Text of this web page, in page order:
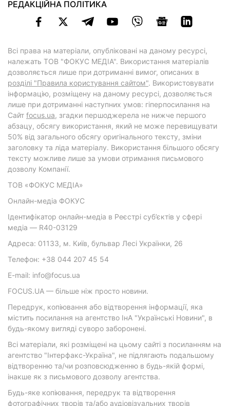
РЕДАКЦІЙНА ПОЛІТИКА
Всі права на матеріали, опубліковані на даному ресурсі,
належать ТОВ "ФОКУС МЕДІА". Використання матеріалів
дозволяється лише при дотриманні вимог, описаних в
розділі "Правила користування сайтом". Використовувати
інформацію, розміщену на даному ресурсі, дозволяється
лише при дотриманні наступних умов: гіперпосилання на
Cайт focus.ua, згадки першоджерела не нижче першого
абзацу, обсягу використання, який не може перевищувати
50% від загального обсягу оригінального тексту, зміни
заголовку та ліда матеріалу. Використання більшого обсягу
тексту можливе лише за умови отримання письмового
дозволу Компанії.
ТОВ «ФОКУС МЕДІА»
Онлайн-медіа ФОКУС
Ідентифікатор онлайн-медіа в Реєстрі суб’єктів у сфері
медіа — R40-03129
Адреса: 01133, м. Київ, бульвар Лесі Українки, 26
Телефон: +38 044 207 45 54
E-mail: info@focus.ua
FOCUS.UA — більше ніж просто новини.
Передрук, копіювання або відтворення інформації, яка
містить посилання на агентство ІнА "Українські Новини", в
будь-якому вигляді суворо заборонені.
Всі матеріали, які розміщені на цьому сайті з посиланням на
агентство "Інтерфакс-Україна", не підлягають подальшому
відтворенню та/чи розповсюдженню в будь-якій формі,
інакше як з письмового дозволу агентства.
Будь-яке копіювання, передрук та відтворення
фотографічних творів та/або аудіовізуальних творів